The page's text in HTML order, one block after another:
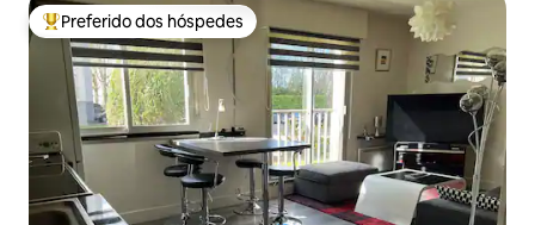
Entre os melhores preferidos dos hóspedes
Preferido dos hóspedes